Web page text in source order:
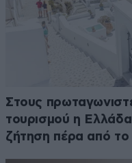
Στους
τουρισμού η Ελλάδα
ζήτηση πέρα από το